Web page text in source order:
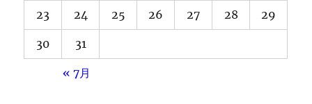
23 24 25 26 27 28 29
30 31
« 7月